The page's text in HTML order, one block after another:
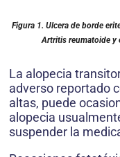
Figura 1. Ulcera de borde
Artritis reumatoide y
La alopecia
adverso reportado
altas, puede
alopecia
suspender la